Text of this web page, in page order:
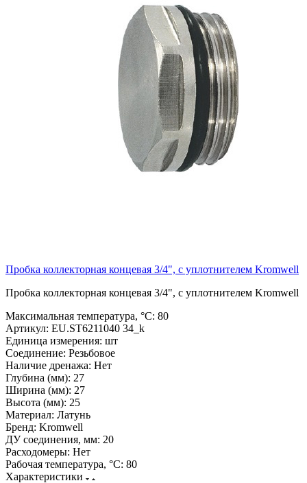
Пробка коллекторная концевая 3/4", с уплотнителем Kromwell
Пробка коллекторная концевая 3/4", с уплотнителем Kromwell
Максимальная температура, °С: 80
Артикул: EU.ST6211040 34_k
Единица измерения: шт
Соединение: Резьбовое
Наличие дренажа: Нет
Глубина (мм): 27
Ширина (мм): 27
Высота (мм): 25
Материал: Латунь
Бренд: Kromwell
ДУ соединения, мм: 20
Расходомеры: Нет
Рабочая температура, °С: 80
Характеристики